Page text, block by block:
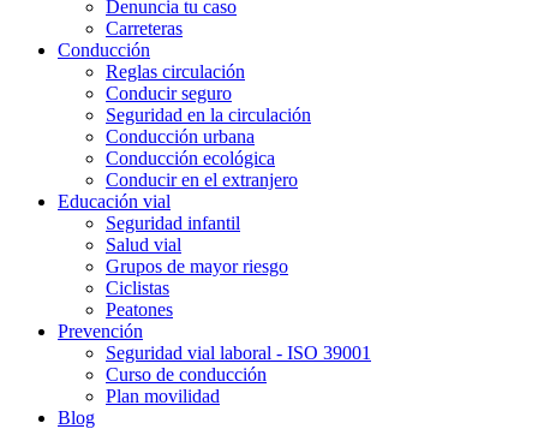
Denuncia tu caso
Carreteras
Conducción
Reglas circulación
Conducir seguro
Seguridad en la circulación
Conducción urbana
Conducción ecológica
Conducir en el extranjero
Educación vial
Seguridad infantil
Salud vial
Grupos de mayor riesgo
Ciclistas
Peatones
Prevención
Seguridad vial laboral - ISO 39001
Curso de conducción
Plan movilidad
Blog